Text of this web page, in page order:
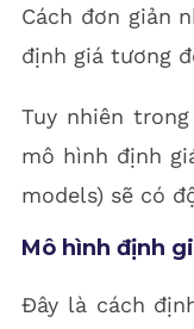
Cách đơn giản
định giá tương
Tuy nhiên
mô hình định
models) sẽ có
Mô hình định
Đây là cách